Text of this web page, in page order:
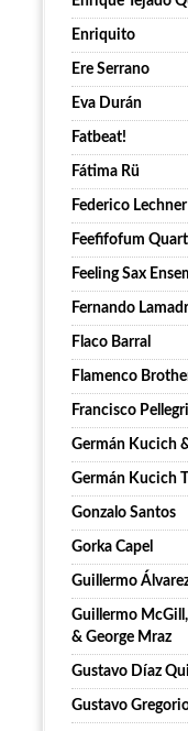
Enriquito
Ere Serrano
Eva Durán
Fatbeat!
Fátima Rü
Federico Lechner
Feefifofum
Feeling Sax
Fernando
Flaco Barral
Flamenco
Francisco
Germán Kucich
Germán Kucich
Gonzalo Santos
Gorka Capel
Guillermo
Guillermo
& George Mraz
Gustavo Díaz
Gustavo